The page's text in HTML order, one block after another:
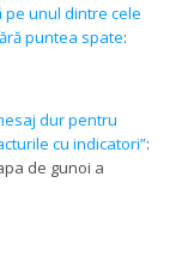
pe unul dintre cele
puntea spate:
dur pentru
cu indicatori”:
de gunoi a